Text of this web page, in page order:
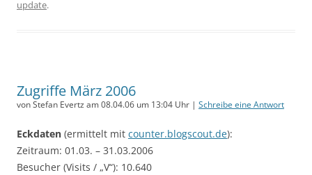
update.
Zugriffe März 2006
von Stefan Evertz am 08.04.06 um 13:04 Uhr | Schreibe eine Antwort
Eckdaten (ermittelt mit counter.blogscout.de):
Zeitraum: 01.03. – 31.03.2006
Besucher (Visits / „V“): 10.640